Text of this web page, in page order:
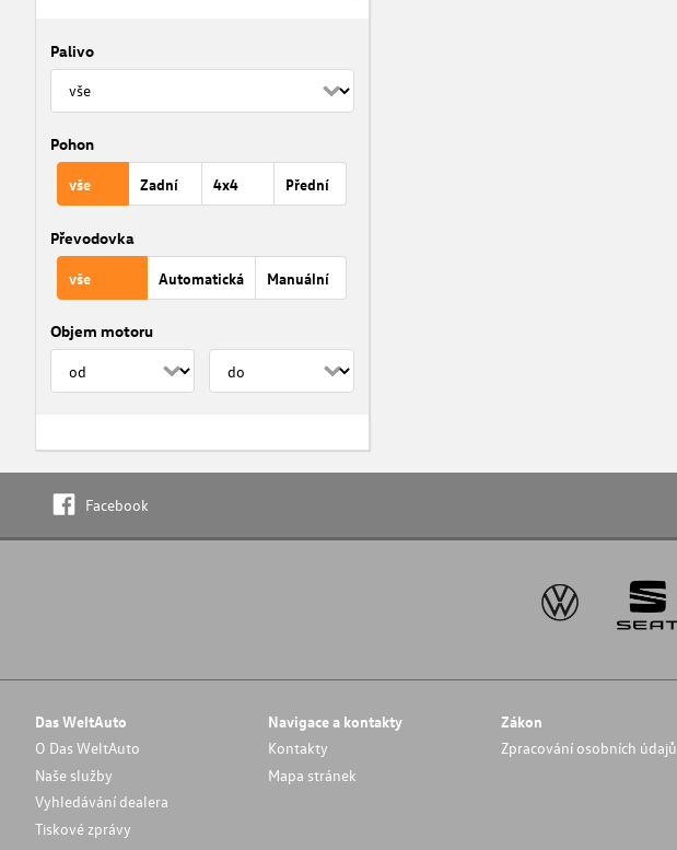
Palivo
Pohon
vše Zadní 4x4 Přední
Převodovka
vše Automatická Manuální
Objem motoru
Facebook
Das WeltAuto
O Das WeltAuto
Naše služby
Vyhledávání dealera
Tiskové zprávy
Navigace a kontakty
Kontakty
Mapa stránek
Zákon
Zpracování osobních údajů